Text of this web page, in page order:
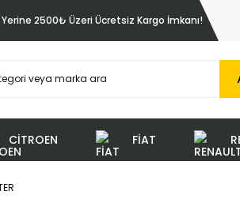
2500₺ Üzeri Ücretsiz Kargo İmkanı!
CİTROEN FİAT